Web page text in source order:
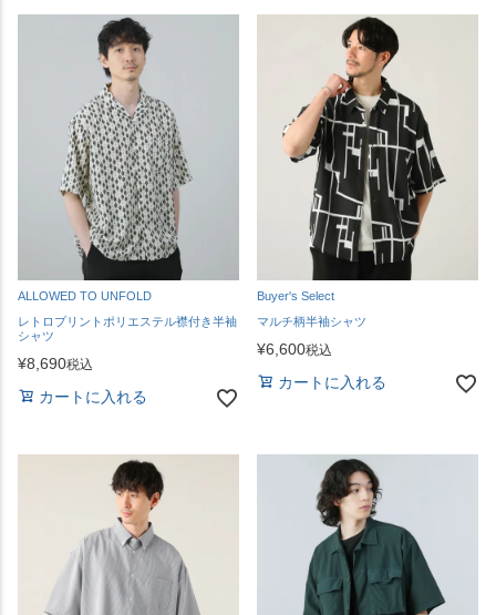
ALLOWED TO UNFOLD
レトロプリントポリエステル襟付き半袖
シャツ
¥8,690税込
カートに入れる
Buyer's Select
マルチ柄半袖シャツ
¥6,600税込
カートに入れる